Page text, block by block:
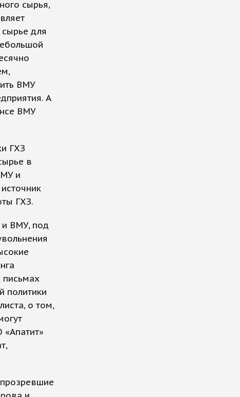
сырья,
для
ВМУ
А
ВМУ
ГХЗ
в
и
ГХЗ.
и ВМУ, под
письмах
политики
о том,
прозревшие